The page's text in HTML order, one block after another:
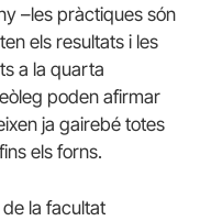
–les pràctiques són
els resultats i les
a la quarta
poden afirmar
ja gairebé totes
els forns.
la facultat